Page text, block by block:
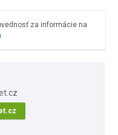
za informácie na